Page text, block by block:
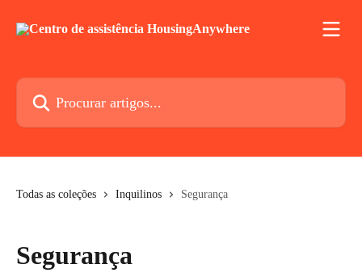
Procurar artigos...
Todas as coleções Inquilinos Segurança
Segurança